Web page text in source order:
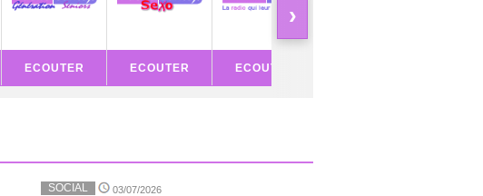
›
ECOUTER ECOUTER ECOUTER
SOCIAL 03/07/2026